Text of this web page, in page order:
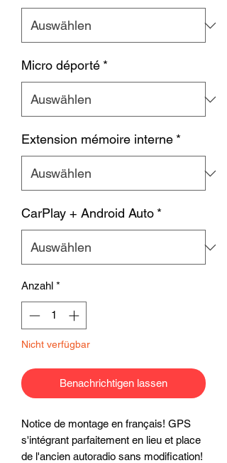
Micro déporté *
Extension mémoire interne *
CarPlay + Android Auto *
Anzahl *
Nicht verfügbar
Benachrichtigen lassen
Notice de montage en français! GPS
s'intégrant parfaitement en lieu et place
de l'ancien autoradio sans modification!